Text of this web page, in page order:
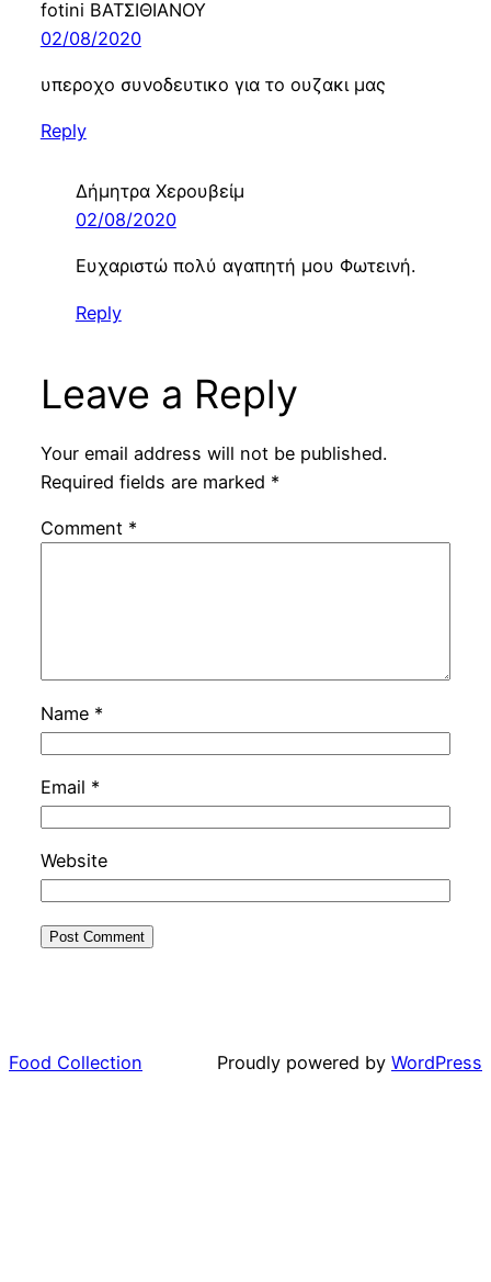
fotini ΒΑΤΣΙΘΙΑΝΟΥ
02/08/2020
υπεροχο συνοδευτικο για το ουζακι μας
Reply
Δήμητρα Χερουβείμ
02/08/2020
Ευχαριστώ πολύ αγαπητή μου Φωτεινή.
Reply
Leave a Reply
Your email address will not be published.
Required fields are marked *
Comment *
Name *
Email *
Website
Food Collection Proudly powered by WordPress